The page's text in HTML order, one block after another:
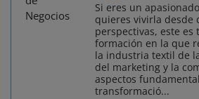
Si eres un
quieres vivirla desde
perspectivas, este es
formación en la que
la industria textil de
del marketing y la
aspectos
transformació...